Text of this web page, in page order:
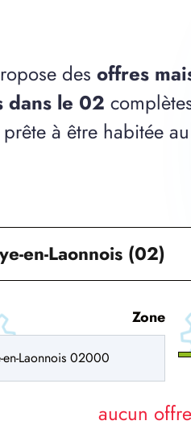
des offres
dans le 02
à être habitée
en-Laonnois (02)
Zone
aucun offre